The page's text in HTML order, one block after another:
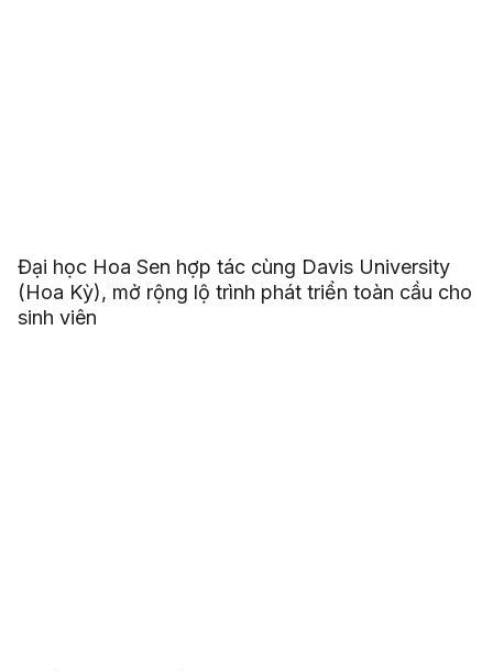
Đại học Hoa Sen hợp tác cùng Davis University
(Hoa Kỳ), mở rộng lộ trình phát triển toàn cầu cho
sinh viên